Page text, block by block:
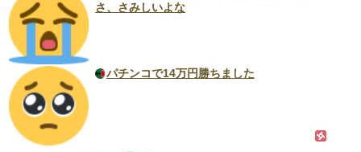
さ、さみしいよな
パチンコで14万円勝ちました